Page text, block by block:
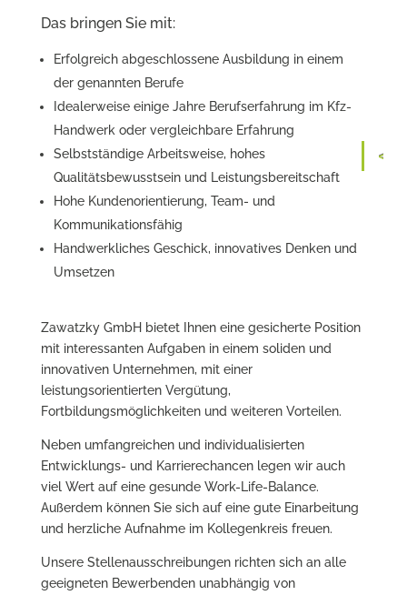
Das bringen Sie mit:
Erfolgreich abgeschlossene Ausbildung in einem
der genannten Berufe
Idealerweise einige Jahre Berufserfahrung im Kfz-
Handwerk oder vergleichbare Erfahrung
Selbstständige Arbeitsweise, hohes
Qualitätsbewusstsein und Leistungsbereitschaft
Hohe Kundenorientierung, Team- und
Kommunikationsfähig
Handwerkliches Geschick, innovatives Denken und
Umsetzen
Zawatzky GmbH bietet Ihnen eine gesicherte Position
mit interessanten Aufgaben in einem soliden und
innovativen Unternehmen, mit einer
leistungsorientierten Vergütung,
Fortbildungsmöglichkeiten und weiteren Vorteilen.
Neben umfangreichen und individualisierten
Entwicklungs- und Karrierechancen legen wir auch
viel Wert auf eine gesunde Work-Life-Balance.
Außerdem können Sie sich auf eine gute Einarbeitung
und herzliche Aufnahme im Kollegenkreis freuen.
Unsere Stellenausschreibungen richten sich an alle
geeigneten Bewerbenden unabhängig von